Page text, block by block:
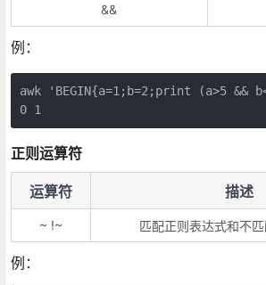
&&
例：
awk 'BEGIN{a=1;b=2;print (a>5
0 1
正则运算符
运算符 描述
~ !~ 匹配正则表达式和不
例：